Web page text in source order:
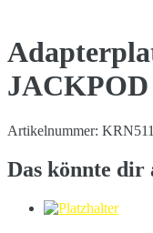
Artikelnummer:
Das könnte